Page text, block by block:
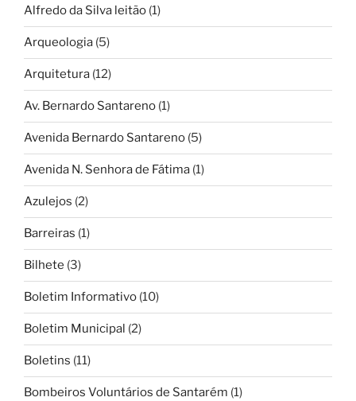
Alfredo da Silva leitão (1)
Arqueologia (5)
Arquitetura (12)
Av. Bernardo Santareno (1)
Avenida Bernardo Santareno (5)
Avenida N. Senhora de Fátima (1)
Azulejos (2)
Barreiras (1)
Bilhete (3)
Boletim Informativo (10)
Boletim Municipal (2)
Boletins (11)
Bombeiros Voluntários de Santarém (1)